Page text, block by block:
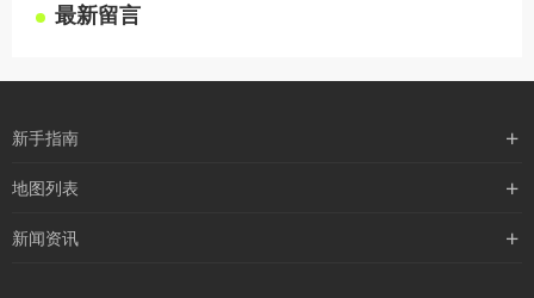
最新留言
新手指南
购买流程
地图列表
最新文章
新闻资讯